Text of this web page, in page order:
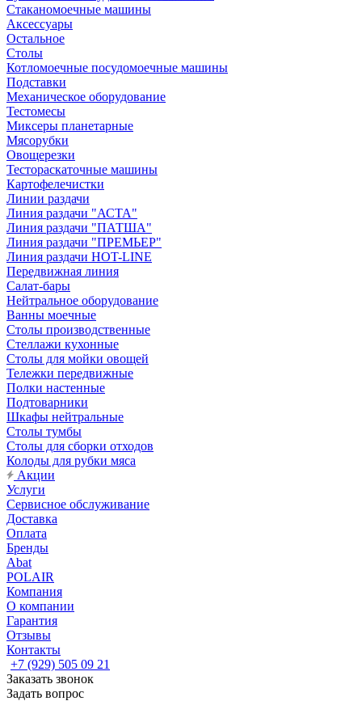
Стаканомоечные машины
Аксессуары
Остальное
Столы
Котломоечные посудомоечные машины
Подставки
Механическое оборудование
Тестомесы
Миксеры планетарные
Мясорубки
Овощерезки
Тестораскаточные машины
Картофелечистки
Линии раздачи
Линия раздачи "АСТА"
Линия раздачи "ПАТША"
Линия раздачи "ПРЕМЬЕР"
Линия раздачи HOT-LINE
Передвижная линия
Салат-бары
Нейтральное оборудование
Ванны моечные
Столы производственные
Стеллажи кухонные
Столы для мойки овощей
Тележки передвижные
Полки настенные
Подтоварники
Шкафы нейтральные
Столы тумбы
Столы для сборки отходов
Колоды для рубки мяса
Акции
Услуги
Сервисное обслуживание
Доставка
Оплата
Бренды
Abat
POLAIR
Компания
О компании
Гарантия
Отзывы
Контакты
+7 (929) 505 09 21
Заказать звонок
Задать вопрос